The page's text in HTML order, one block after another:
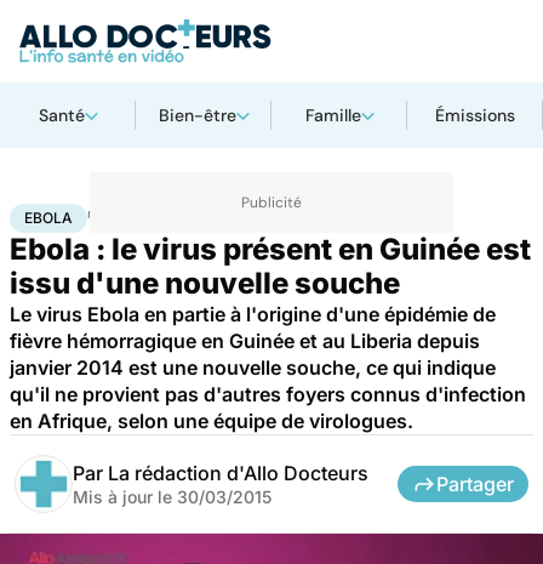
Santé Bien-être Famille Émissions
Accueil Santé
EBOLA
Ebola : le virus présent en Guinée est
issu d'une nouvelle souche
Le virus Ebola en partie à l'origine d'une épidémie de
fièvre hémorragique en Guinée et au Liberia depuis
janvier 2014 est une nouvelle souche, ce qui indique
qu'il ne provient pas d'autres foyers connus d'infection
en Afrique, selon une équipe de virologues.
Par La rédaction d'Allo Docteurs
Mis à jour le 30/03/2015
Partager